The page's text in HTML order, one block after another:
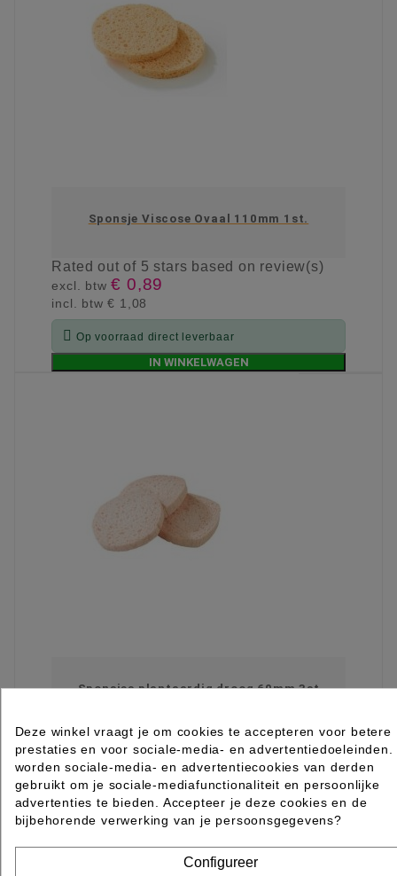
Sponsje Viscose Ovaal 110mm 1st.
Ratedout of 5 stars based on review(s)
excl. btw€ 0,89
incl. btw€ 1,08
 Op voorraad direct leverbaar
IN WINKELWAGEN
Sponsjes plantaardig droog 60mm 3st
Ratedout of 5 stars based onreview(s)
excl. btw€ 5,85
incl. btw€ 7,08
 Levertijd 2 tot 7 werkdagen
Item 1-3 van 3 in totaal item(s)
Deze winkel vraagt je om cookies te accepteren voor betere
prestaties en voor sociale-media- en advertentiedoeleinden.
worden sociale-media- en advertentiecookies van derden
gebruikt om je sociale-mediafunctionaliteit en persoonlijke
advertenties te bieden. Accepteer je deze cookies en de
bijbehorende verwerking van je persoonsgegevens?
Configureer